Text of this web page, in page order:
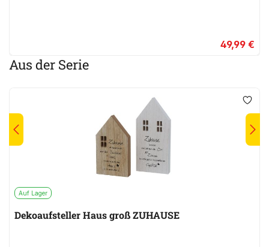
49,99 €
Aus der Serie
Auf Lager
Dekoaufsteller Haus groß ZUHAUSE